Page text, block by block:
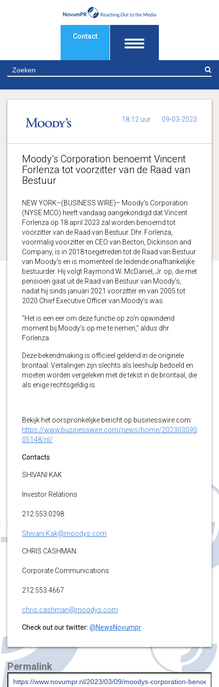
Contact
18:12 uur 09-03-2023
Moody’s Corporation benoemt Vincent
Forlenza tot voorzitter van de Raad van
Bestuur
NEW YORK–(BUSINESS WIRE)– Moody’s Corporation
(NYSE:MCO) heeft vandaag aangekondigd dat Vincent
Forlenza op 18 april 2023 zal worden benoemd tot
voorzitter van de Raad van Bestuur. Dhr. Forlenza,
voormalig voorzitter en CEO van Becton, Dickinson and
Company, is in 2018 toegetreden tot de Raad van Bestuur
van Moody’s en is momenteel de leidende onafhankelijke
bestuurder. Hij volgt Raymond W. McDaniel, Jr. op, die met
pensioen gaat uit de Raad van Bestuur van Moody’s,
nadat hij sinds januari 2021 voorzitter en van 2005 tot
2020 Chief Executive Officer van Moody’s was.
“Het is een eer om deze functie op zo’n opwindend
moment bij Moody’s op me te nemen,” aldus dhr.
Forlenza.
Deze bekendmaking is officieel geldend in de originele
brontaal. Vertalingen zijn slechts als leeshulp bedoeld en
moeten worden vergeleken met de tekst in de brontaal, die
als enige rechtsgeldig is.
Bekijk het oorspronkelijke bericht op businesswire.com:
https://www.businesswire.com/news/home/202303090
05148/nl/
Contacts
SHIVANI KAK
Investor Relations
212.553.0298
Shivani.Kak@moodys.com
CHRIS CASHMAN
Corporate Communications
212.553.4667
chris.cashman@moodys.com
Check out our twitter: @NewsNovumpr
Permalink